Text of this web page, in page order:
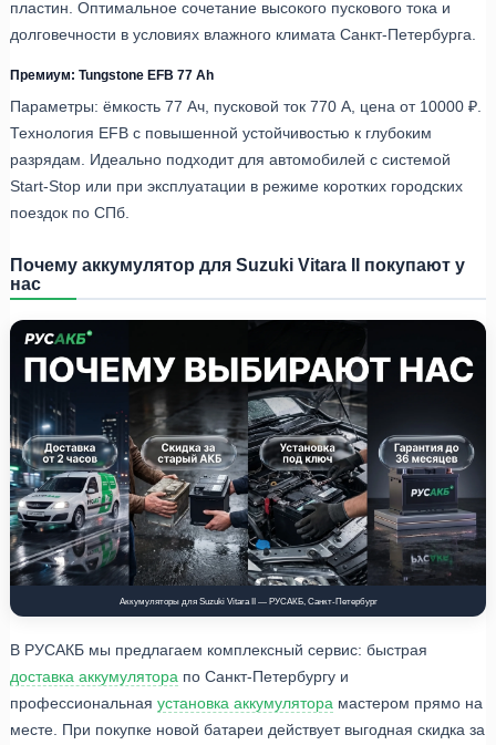
пластин. Оптимальное сочетание высокого пускового тока и
долговечности в условиях влажного климата Санкт-Петербурга.
Премиум: Tungstone EFB 77 Ah
Параметры: ёмкость 77 Ач, пусковой ток 770 А, цена от 10000 ₽.
Технология EFB с повышенной устойчивостью к глубоким
разрядам. Идеально подходит для автомобилей с системой
Start-Stop или при эксплуатации в режиме коротких городских
поездок по СПб.
Почему аккумулятор для Suzuki Vitara II покупают у
нас
Аккумуляторы для Suzuki Vitara II — РУСАКБ, Санкт-Петербург
В РУСАКБ мы предлагаем комплексный сервис: быстрая
доставка аккумулятора по Санкт-Петербургу и
профессиональная установка аккумулятора мастером прямо на
месте. При покупке новой батареи действует выгодная скидка за